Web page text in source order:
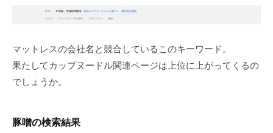
マットレスの会社名と競合しているこのキーワード。
果たしてカップヌードル関連ページは上位に上がってくるの
でしょうか。
豚噌の検索結果